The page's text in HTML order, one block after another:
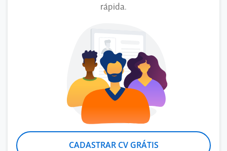
rápida.
CADASTRAR CV GRÁTIS